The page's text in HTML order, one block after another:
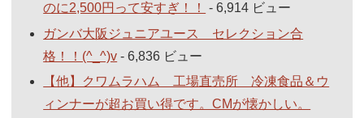
のに2,500円って安すぎ！！
- 6,914 ビュー
ガンバ大阪ジュニアユース セレクション合
格！！(^_^)v - 6,836 ビュー
【他】クワムラハム 工場直売所 冷凍食品＆ウ
ィンナーが超お買い得です。CMが懐かしい。